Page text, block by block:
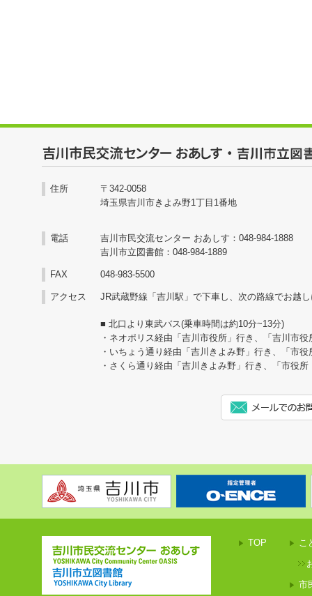
住所
〒342-0058
埼玉県吉川市きよみ野1丁目1番地
電話
吉川市民交流センター おあしす：048-984-1888
吉川市立図書館：048-984-1889
FAX 048-983-5500
アクセス JR武蔵野線「吉川駅」で下車し、次の路線でお越
■ 北口より東武バス(乗車時間は約10分~13分)
・ネオポリス経由「吉川市役所」行き、「吉川市役
・いちょう通り経由「吉川きよみ野」行き、「市
・さくら通り経由「吉川きよみ野」行き、「市役
TOP
こ
市